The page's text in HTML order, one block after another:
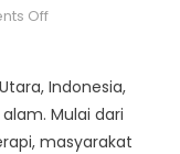
Offon
Memahami
Dampak
Informasi
Indonesia,
Mulai dari
masyarakat